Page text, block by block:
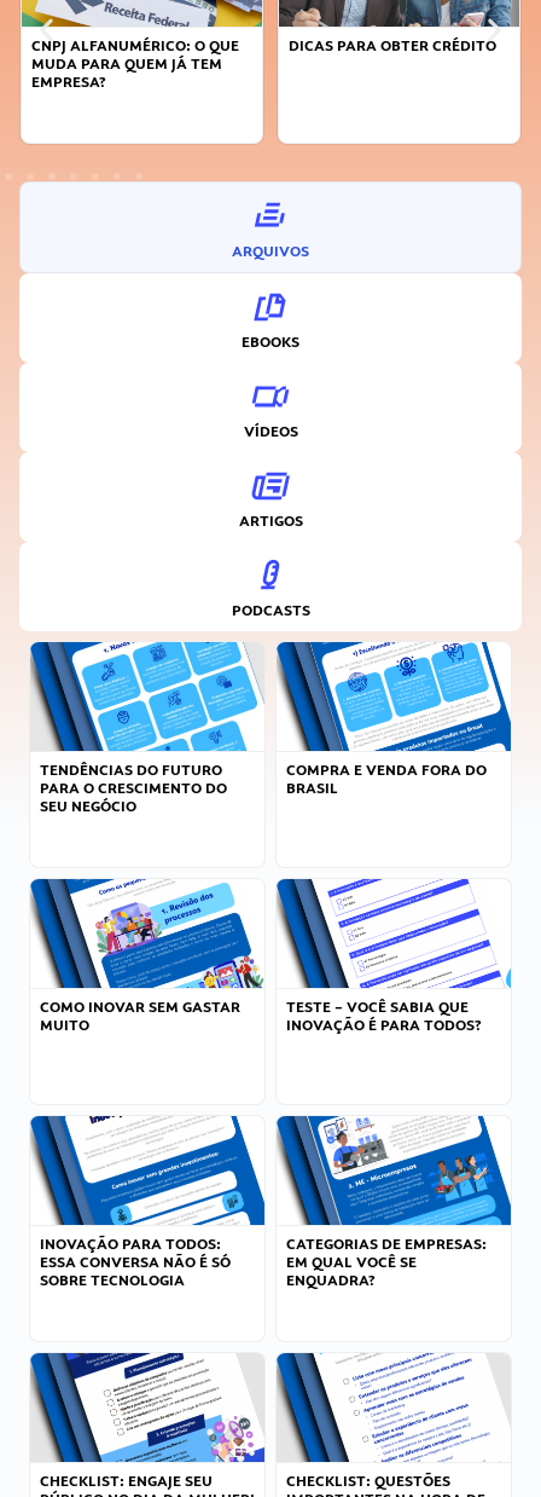
CNPJ ALFANUMÉRICO: O QUE
MUDA PARA QUEM JÁ TEM
EMPRESA?
DICAS PARA OBTER CRÉDITO
ARQUIVOS
EBOOKS
VÍDEOS
ARTIGOS
PODCASTS
TENDÊNCIAS DO FUTURO
PARA O CRESCIMENTO DO
SEU NEGÓCIO
COMPRA E VENDA FORA DO
BRASIL
COMO INOVAR SEM GASTAR
MUITO
TESTE – VOCÊ SABIA QUE
INOVAÇÃO É PARA TODOS?
INOVAÇÃO PARA TODOS:
ESSA CONVERSA NÃO É SÓ
SOBRE TECNOLOGIA
CATEGORIAS DE EMPRESAS:
EM QUAL VOCÊ SE
ENQUADRA?
CHECKLIST: ENGAJE SEU
CHECKLIST: QUESTÕES